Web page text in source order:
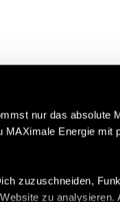
nur das absolute
Energie mit
zuzuschneiden,
zu analysieren.